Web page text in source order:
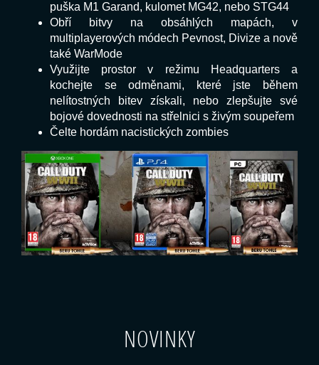
puška M1 Garand, kulomet MG42, nebo STG44
Obří bitvy na obsáhlých mapách, v
multiplayerových módech Pevnost, Divize a nově
také WarMode
Využijte prostor v režimu Headquarters a
kochejte se odměnami, které jste během
nelítostných bitev získali, nebo zlepšujte své
bojové dovednosti na střelnici s živým soupeřem
Čelte hordám nacistických zombies
NOVINKY